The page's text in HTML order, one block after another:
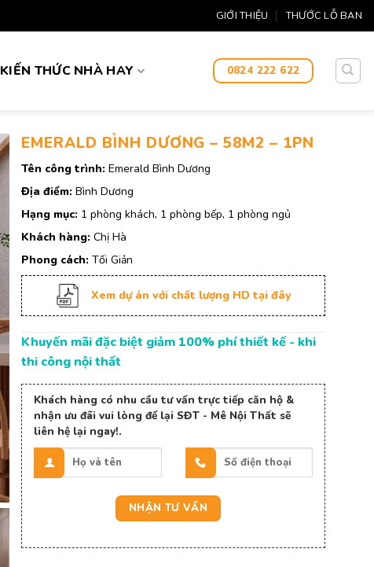
GIỚI THIỆU THƯỚC LỖ BAN
KIẾN THỨC NHÀ HAY 0824 222 622
EMERALD BÌNH DƯƠNG – 58M2 – 1PN
Tên công trình: Emerald Bình Dương
Địa điểm: Bình Dương
Hạng mục: 1 phòng khách, 1 phòng bếp, 1 phòng ngủ
Khách hàng: Chị Hà
Phong cách: Tối Giản
Xem dự án với chất lượng HD tại đây
Khuyến mãi đặc biệt giảm 100% phí thiết kế - khi
thi công nội thất
Khách hàng có nhu cầu tư vấn trực tiếp căn hộ &
nhận ưu đãi vui lòng để lại SĐT - Mê Nội Thất sẽ
liên hệ lại ngay!.